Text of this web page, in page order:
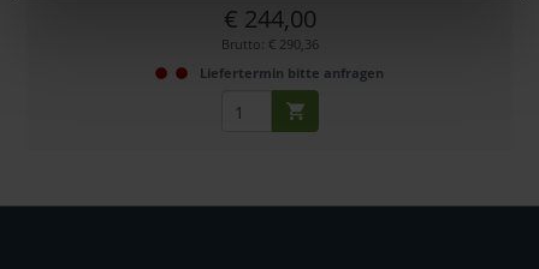
€ 244,00
Brutto: € 290,36
Liefertermin bitte anfragen